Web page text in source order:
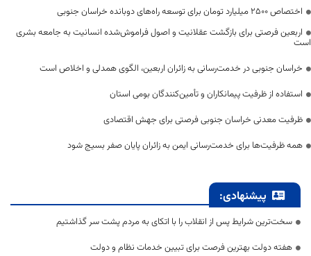
اختصاص 2500 میلیارد تومان برای توسعه راه‌های دوبانده خراسان جنوبی
اربعین فرصتی برای بازگشت عقلانیت و اصول فراموش‌شده انسانیت به جامعه بشری
است
خراسان جنوبی در خدمت‌رسانی به زائران اربعین، الگوی همدلی و اخلاص است
استفاده از ظرفیت پیمانکاران و تأمین‌کنندگان بومی استان
ظرفیت معدنی خراسان جنوبی فرصتی برای جهش اقتصادی
همه ظرفیت‌ها برای خدمت‌رسانی ایمن به زائران پایان صفر بسیج شود
پیشنهادی:
سخت‌ترین شرایط پس از انقلاب را با اتکای به مردم پشت سر گذاشتیم
هفته دولت بهترین فرصت برای تبیین خدمات نظام و دولت